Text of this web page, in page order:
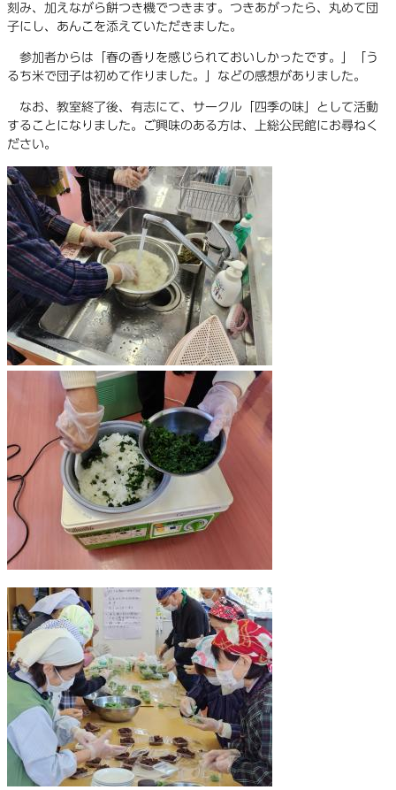
刻み、加えながら餅つき機でつきます。つきあがったら、丸めて団
子にし、あんこを添えていただきました。
参加者からは「春の香りを感じられておいしかったです。」「う
るち米で団子は初めて作りました。」などの感想がありました。
なお、教室終了後、有志にて、サークル「四季の味」として活動
することになりました。ご興味のある方は、上総公民館にお尋ねく
ださい。